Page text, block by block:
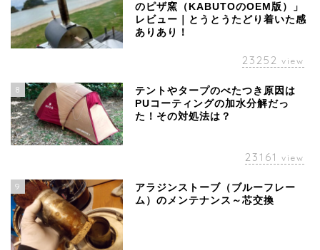
のピザ窯（KABUTOのOEM版）」
レビュー｜とうとうたどり着いた感
ありあり！
23252 view
8
テントやタープのべたつき原因は
PUコーティングの加水分解だっ
た！その対処法は？
23161 view
9
アラジンストーブ（ブルーフレー
ム）のメンテナンス～芯交換